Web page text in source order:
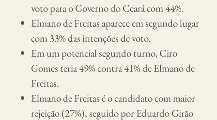
voto para o Governo do Ceará com 44%.
Elmano de Freitas aparece em segundo lugar
com 33% das intenções de voto.
Em um potencial segundo turno, Ciro
Gomes teria 49% contra 41% de Elmano de
Freitas.
Elmano de Freitas é o candidato com maior
rejeição (27%), seguido por Eduardo Girão